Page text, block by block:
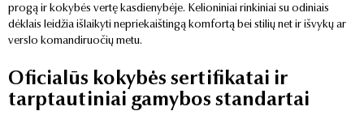
progą ir kokybės vertę kasdienybėje. Kelioniniai rinkiniai su odiniais
dėklais leidžia išlaikyti nepriekaištingą komfortą bei stilių net ir išvykų ar
verslo komandiruočių metu.
Oficialūs kokybės sertifikatai ir
tarptautiniai gamybos standartai